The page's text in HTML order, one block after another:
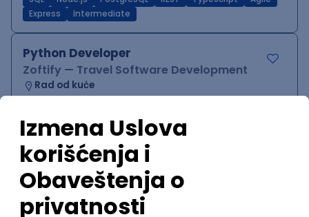
Express
Intermediate
Python Developer
Zoftify — Travel Software Development
Rad od kuće
Flask
Intermediate
Istaknuti poslodavci